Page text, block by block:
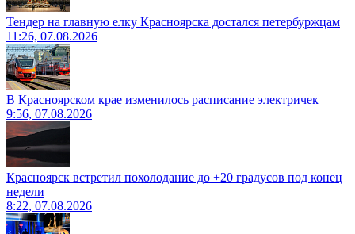
Тендер на главную елку Красноярска достался петербуржцам
11:26, 07.08.2026
В Красноярском крае изменилось расписание электричек
9:56, 07.08.2026
Красноярск встретил похолодание до +20 градусов под конец
недели
8:22, 07.08.2026